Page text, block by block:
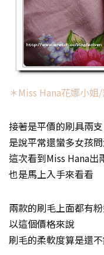
＊Miss Hana花娜小
接著是平價的刷具兩支
是說平常還蠻多女孩
這次看到Miss Hana出
也是馬上入手來看看
兩款的刷毛上面都有
以這個價格來說
刷毛的柔軟度算是還